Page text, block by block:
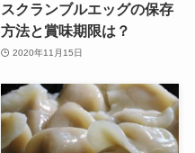
スクランブルエッグの保存
方法と賞味期限は？
2020年11月15日